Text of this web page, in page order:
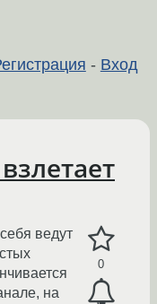
- Вход
0
ведут
на